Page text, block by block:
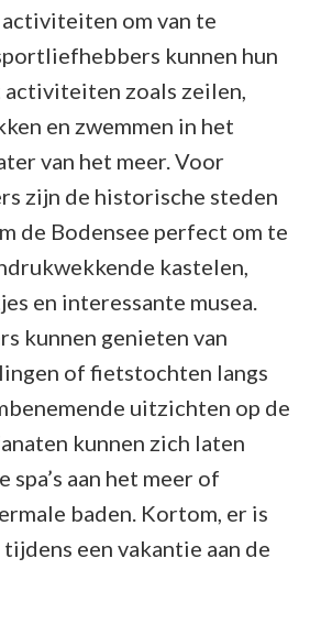
om van te
kunnen hun
activiteiten zoals zeilen,
en zwemmen in het
van het meer. Voor
zijn de historische steden
de Bodensee perfect om te
kastelen,
en interessante musea.
kunnen genieten van
of fietstochten langs
uitzichten op de
kunnen zich laten
spa’s aan het meer of
baden. Kortom, er is
een vakantie aan de